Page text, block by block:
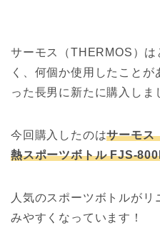
サーモス（THERMOS）は
く、何個か使用したこと
った長男に新たに購入しま
今回購入したのはサーモス
熱スポーツボトル FJS-
人気のスポーツボトルが
みやすくなっています！